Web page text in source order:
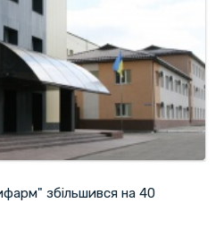
збільшився на 40